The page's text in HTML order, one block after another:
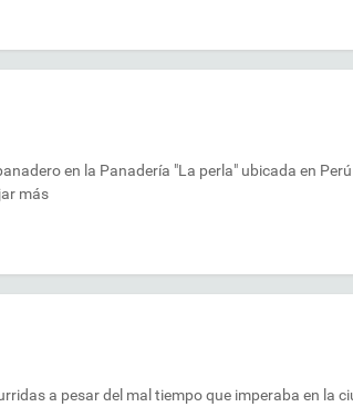
en la Panadería "La perla" ubicada en
más
a pesar del mal tiempo que imperaba en la